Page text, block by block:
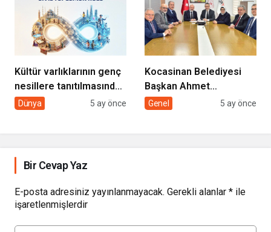
DOKUNUYORUZ”
Kültür varlıklarının genç
nesillere tanıtılmasında
sivil toplumun rolü
Dünya 5 ay önce
Kocasinan Belediyesi
Başkan Ahmet
Çolakbayrakdar ile
Genel 5 ay önce
Bir Cevap Yaz
E-posta adresiniz yayınlanmayacak. Gerekli alanlar * ile
işaretlenmişlerdir